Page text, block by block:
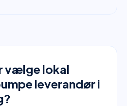
vælge lokal
leverandør i